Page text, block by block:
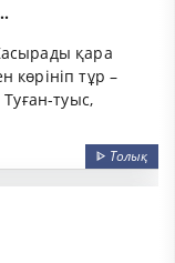
қара
көрініп тұр –
Туған-туыс,
ᐈ Толық